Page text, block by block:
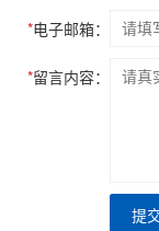
*电子邮箱：
*留言内容：
提